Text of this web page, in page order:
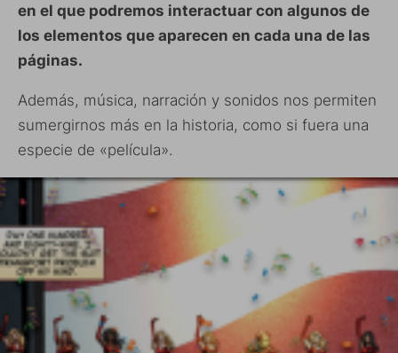
en el que podremos interactuar con algunos de
los elementos que aparecen en cada una de las
páginas.
Además, música, narración y sonidos nos permiten
sumergirnos más en la historia, como si fuera una
especie de «película».